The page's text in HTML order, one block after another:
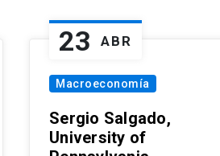
23 ABR
Macroeconomía
Sergio Salgado,
University of